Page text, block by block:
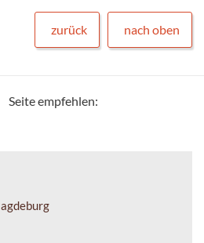
zurück nach oben
Seite empfehlen: